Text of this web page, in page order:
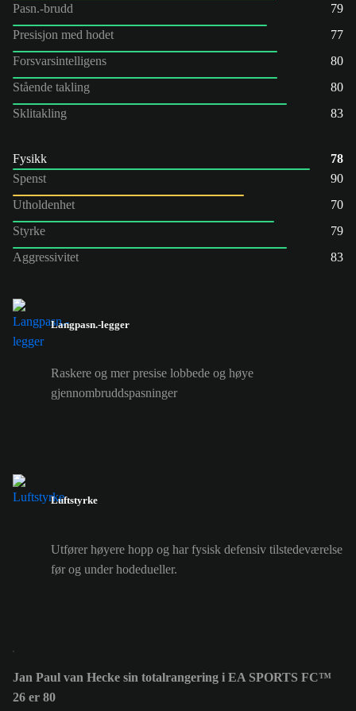
Pasn.-brudd
79
Presisjon med hodet
77
Forsvarsintelligens
80
Stående takling
80
Sklitakling
83
Fysikk
78
Spenst
90
Utholdenhet
70
Styrke
79
Aggressivitet
83
Langpasn.-legger
Raskere og mer presise lobbede og høye
gjennombruddspasninger
Luftstyrke
Utfører høyere hopp og har fysisk defensiv tilstedeværelse
før og under hodedueller.
Jan Paul van Hecke sin totalrangering i EA SPORTS FC™
26 er 80